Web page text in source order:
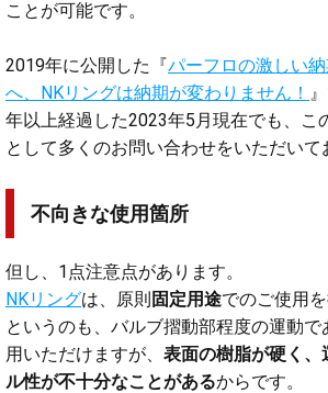
ことが可能です。
2019年に公開した『パーフロの激しい
へ、NKリングは納期が変わりません！
年以上経過した2023年5月現在でも、こ
として多くのお問い合わせをいただいて
不向きな使用箇所
但し、1点注意点があります。
NKリングは、原則 固定用途でのご使用
というのも、バルブ摺動部程度の運動
用いただけますが、 表面の樹脂が硬く
ル性が不十分なことがあるからです。